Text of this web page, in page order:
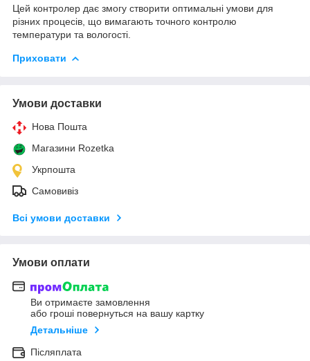
Цей контролер дає змогу створити оптимальні умови для
різних процесів, що вимагають точного контролю
температури та вологості.
Приховати
Умови доставки
Нова Пошта
Магазини Rozetka
Укрпошта
Самовивіз
Всі умови доставки
Умови оплати
Ви отримаєте замовлення
або гроші повернуться на вашу картку
Детальніше
Післяплата